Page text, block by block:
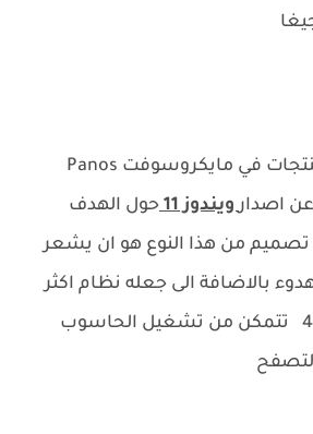
وقال ايضا مدير المنتجات في مايكروسوفت Panos
ويندوز 11
حول الهدف
تصميم من هذا النوع هو ان يشعر
بالاضافة الى جعله نظام اكثر
سرعة بنسبة 40/100 تتمكن من تشغيل الحاسوب